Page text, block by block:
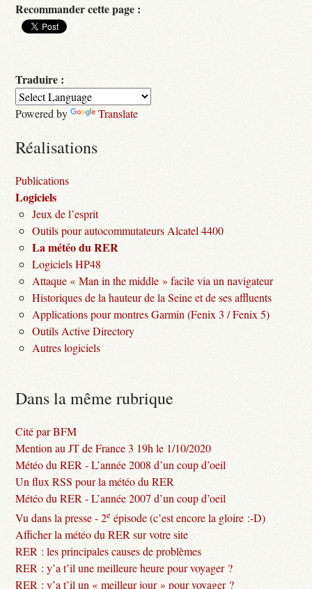
Recommander cette page :
Traduire :
Powered by Translate
Réalisations
Publications
Logiciels
Jeux de l’esprit
Outils pour autocommutateurs Alcatel 4400
La météo du RER
Logiciels HP48
Attaque « Man in the middle » facile via un navigateur
Historiques de la hauteur de la Seine et de ses affluents
Applications pour montres Garmin (Fenix 3 / Fenix 5)
Outils Active Directory
Autres logiciels
Dans la même rubrique
Cité par BFM
Mention au JT de France 3 19h le 1/10/2020
Météo du RER - L’année 2008 d’un coup d’oeil
Un flux RSS pour la météo du RER
Météo du RER - L’année 2007 d’un coup d’oeil
Vu dans la presse - 2e épisode (c’est encore la gloire :-D)
Afficher la météo du RER sur votre site
RER : les principales causes de problèmes
RER : y’a t’il une meilleure heure pour voyager ?
RER : y’a t’il un « meilleur jour » pour voyager ?